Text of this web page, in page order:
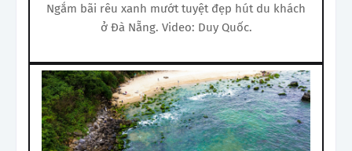
Ngắm bãi rêu xanh mướt tuyệt đẹp hút du khách
ở Đà Nẵng. Video: Duy Quốc.